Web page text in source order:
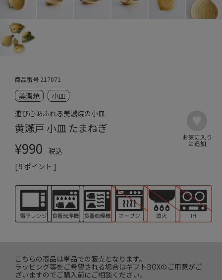
商品番号 217071
美濃焼
小皿
遊び心あふれる美濃焼の小皿
黄瀬戸 小皿 たまねぎ
¥990
税込
[ 9 ポイント ]
こちらの商品は単品での販売となります。
ラッピング等をご希望される場合はギフトBOXのご用意がご
ざいますのでご購入前にご相談ください。